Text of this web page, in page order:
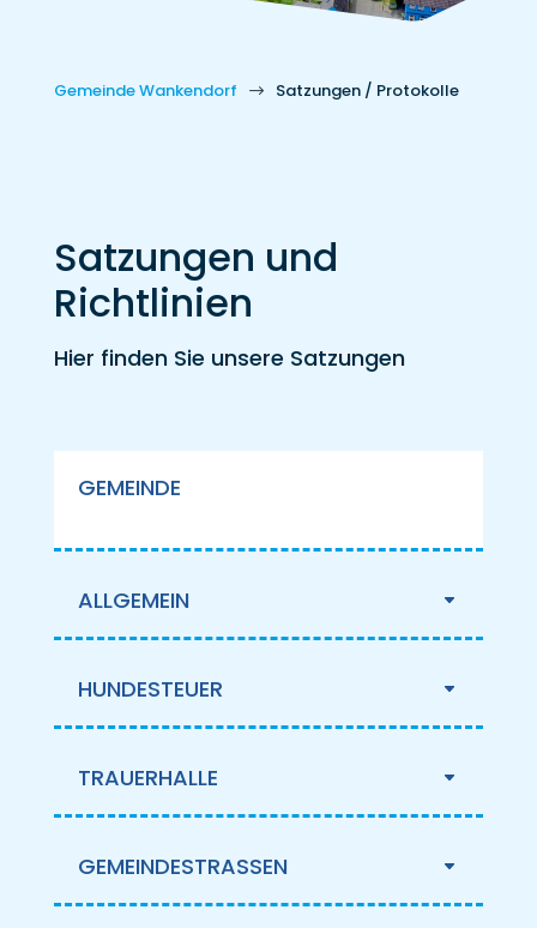
Gemeinde Wankendorf $ Satzungen / Protokolle
Satzungen und
Richtlinien
Hier finden Sie unsere Satzungen
GEMEINDE
ALLGEMEIN
HUNDESTEUER
TRAUERHALLE
GEMEINDESTRASSEN